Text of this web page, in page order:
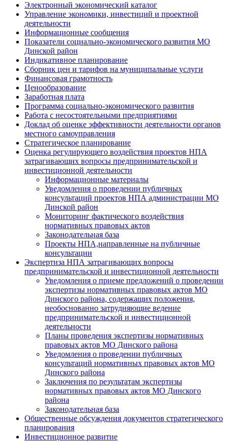
Электронный экономический каталог
Управление экономики, инвестиций и проектной
деятельности
Информационные сообщения
Показатели социально-экономического развития МО
Динской район
Индикативное планирование
Сборник цен и тарифов на муниципальные услуги
Финансовая грамотность
Ценообразование
Заработная плата
Программа социально-экономического развития
Работа с несостоятельными предприятиями
Доклад об оценке эффективности деятельности органов
местного самоуправления
Стратегическое планирование
Оценка регулирующего воздействия проектов НПА
затрагивающих вопросы предпринимательской и
инвестиционной деятельности
Информационные материалы
Уведомления о проведении публичных
консультаций проектов НПА администрации МО
Динской район
Мониторинг фактического воздействия
нормативных правовых актов
Законодательная база
Проекты НПА,направленные на публичные
консультации
Экспертиза НПА затрагивающих вопросы
предпринимательской и инвестиционной деятельности
Уведомления о приеме предложений о проведении
экспертизы нормативных правовых актов МО
Динского района, содержащих положения,
необоснованно затрудняющие ведение
предпринимательской и инвестиционной
деятельности
Планы проведения экспертизы нормативных
правовых актов МО Динского района
Уведомления о проведении публичных
консультаций нормативных правовых актов МО
Динского района
Заключения по результатам экспертизы
нормативных правовых актов МО Динского
района
Законодательная база
Общественные обсуждения документов стратегического
планирования
Инвестиционное развитие